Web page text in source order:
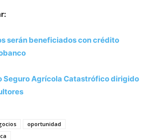
serán beneficiados con crédito
Seguro Agrícola Catastrófico dirigido
oportunidad